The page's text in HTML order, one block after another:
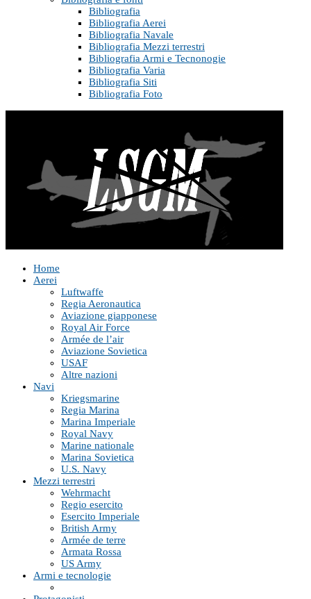
Bibliografia
Bibliografia Aerei
Bibliografia Navale
Bibliografia Mezzi terrestri
Bibliografia Armi e Tecnonogie
Bibliografia Varia
Bibliografia Siti
Bibliografia Foto
Home
Aerei
Luftwaffe
Regia Aeronautica
Aviazione giapponese
Royal Air Force
Armée de l’air
Aviazione Sovietica
USAF
Altre nazioni
Navi
Kriegsmarine
Regia Marina
Marina Imperiale
Royal Navy
Marine nationale
Marina Sovietica
U.S. Navy
Mezzi terrestri
Wehrmacht
Regio esercito
Esercito Imperiale
British Army
Armée de terre
Armata Rossa
US Army
Armi e tecnologie